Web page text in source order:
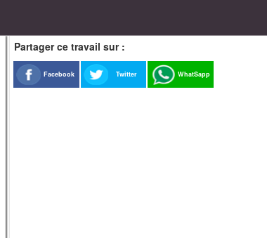
Partager ce travail sur :
Facebook Twitter WhatSapp